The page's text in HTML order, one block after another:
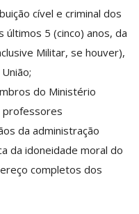
cível e criminal dos
5 (cinco) anos, da
Militar, se houver),
do Ministério
professores
da administração
da idoneidade moral do
completos dos